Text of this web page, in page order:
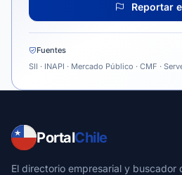
Reportar
Fuentes
SII · INAPI · Mercado Público · CMF ·
PortalChile
El directorio empresarial y buscador